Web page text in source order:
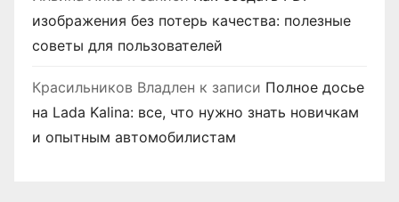
изображения без потерь качества: полезные
советы для пользователей
Красильников Владлен к записи Полное досье
на Lada Kalina: все, что нужно знать новичкам
и опытным автомобилистам